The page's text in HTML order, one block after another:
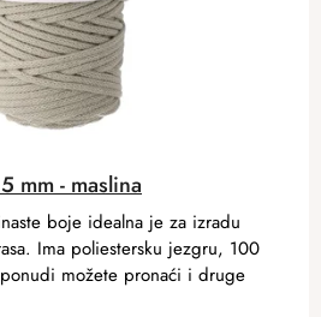
mm - maslina
boje idealna je za izradu
Ima poliestersku jezgru, 100
možete pronaći i druge